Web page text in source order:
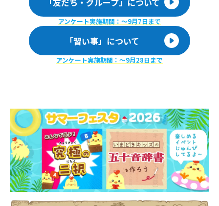
アンケート実施期間：〜9月7日まで
「習い事」について
アンケート実施期間：〜9月28日まで